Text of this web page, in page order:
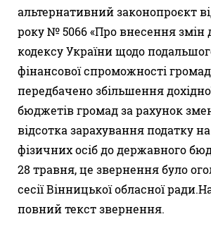
альтернативний законопроєкт
року № 5066 «Про внесення
кодексу України щодо
фінансової спроможності
передбачено збільшення
бюджетів громад за рахунок
відсотка зарахування податку
фізичних осіб до державного
28 травня, це звернення було
сесії Вінницької обласної
повний текст звернення.